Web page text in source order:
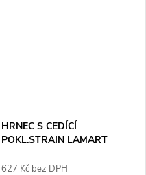
HRNEC S CEDÍCÍ
POKL.STRAIN LAMART
627 Kč bez DPH